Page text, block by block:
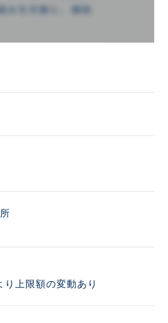
ログイン
上限額の変動あり